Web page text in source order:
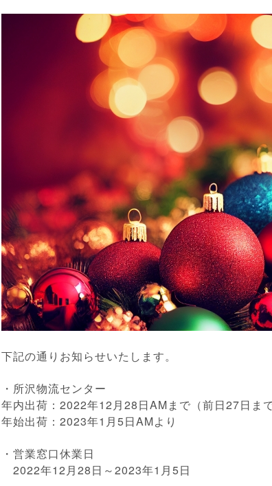
下記の通りお知らせいたします。
・所沢物流センター
年内出荷：2022年12月28日AMまで（前日27日ま
年始出荷：2023年1月5日AMより
・営業窓口休業日
2022年12月28日～2023年1月5日